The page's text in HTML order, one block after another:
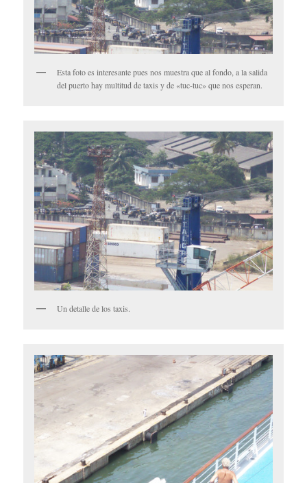
Esta foto es interesante pues nos muestra que al fondo, a la salida
del puerto hay multitud de taxis y de «tuc-tuc» que nos esperan.
Un detalle de los taxis.